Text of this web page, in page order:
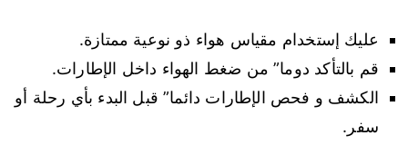
عليك إستخدام مقياس هواء ذو نوعية ممتازة.
قم بالتأكد دوما” من ضغط الهواء داخل الإطارات.
الكشف و فحص الإطارات دائما” قبل البدء بأي رحلة أو
سفر.